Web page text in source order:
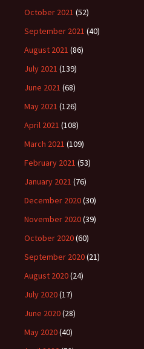
October 2021 (52)
September 2021 (40)
August 2021 (86)
July 2021 (139)
June 2021 (68)
May 2021 (126)
April 2021 (108)
March 2021 (109)
February 2021 (53)
January 2021 (76)
December 2020(30)
November 2020(39)
October 2020(60)
September 2020(21)
August 2020(24)
July 2020(17)
June 2020(28)
May 2020(40)